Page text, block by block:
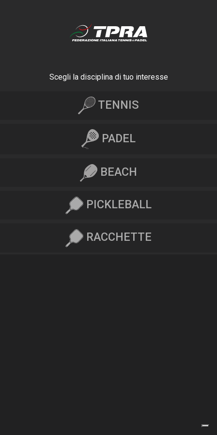
Scegli la disciplina di tuo interesse
TENNIS
PADEL
BEACH
PICKLEBALL
RACCHETTE